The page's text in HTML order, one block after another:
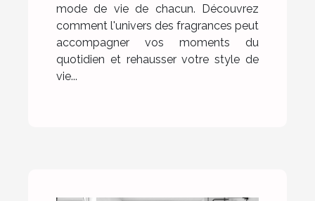
mode de vie de chacun. Découvrez
comment l'univers des fragrances peut
accompagner vos moments du
quotidien et rehausser votre style de
vie...